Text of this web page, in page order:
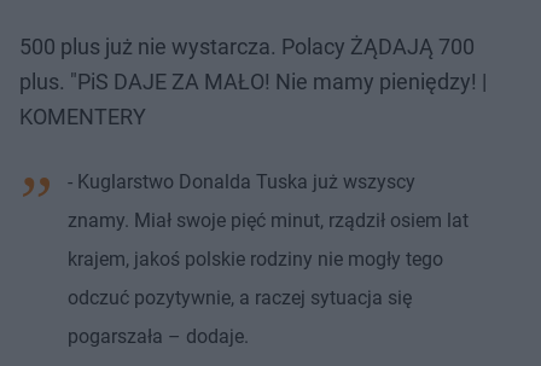
500 plus już nie wystarcza. Polacy ŻĄDAJĄ 700
plus. "PiS DAJE ZA MAŁO! Nie mamy pieniędzy! |
KOMENTERY
- Kuglarstwo Donalda Tuska już wszyscy
znamy. Miał swoje pięć minut, rządził osiem lat
krajem, jakoś polskie rodziny nie mogły tego
odczuć pozytywnie, a raczej sytuacja się
pogarszała – dodaje.